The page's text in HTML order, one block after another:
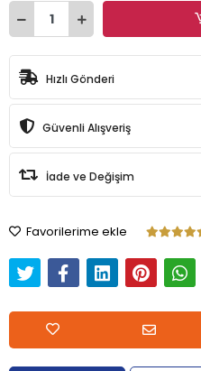
Hızlı Gönderi
Güvenli Alışveriş
İade ve Değişim
Favorilerime ekle